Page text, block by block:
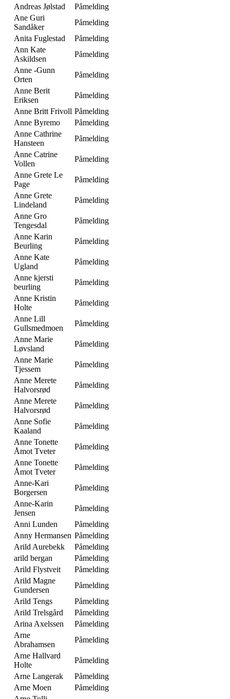
Andreas Jølstad
Påmelding
Ane Guri
Sandåker
Påmelding
Anita Fuglestad
Påmelding
Ann Kate
Askildsen
Påmelding
Anne -Gunn
Orten
Påmelding
Anne Berit
Eriksen
Påmelding
Anne Britt Frivoll Påmelding
Anne Byremo
Påmelding
Anne Cathrine
Hansteen
Påmelding
Anne Catrine
Vollen
Påmelding
Anne Grete Le
Page
Påmelding
Anne Grete
Lindeland
Påmelding
Anne Gro
Tengesdal
Påmelding
Anne Karin
Beurling
Påmelding
Anne Kate
Ugland
Påmelding
Anne kjersti
beurling
Påmelding
Anne Kristin
Holte
Påmelding
Anne Lill
Gullsmedmoen
Påmelding
Anne Marie
Løvsland
Påmelding
Anne Marie
Tjessem
Påmelding
Anne Merete
Halvorsrød
Påmelding
Anne Merete
Halvorsrød
Påmelding
Anne Sofie
Kaaland
Påmelding
Anne Tonette
Åmot Tveter
Påmelding
Anne Tonette
Åmot Tveter
Påmelding
Anne-Kari
Borgersen
Påmelding
Anne-Karin
Jensen
Påmelding
Anni Lunden
Påmelding
Anny Hermansen Påmelding
Arild Aurebekk
Påmelding
arild bergan
Påmelding
Arild Flystveit
Påmelding
Arild Magne
Gundersen
Påmelding
Arild Tengs
Påmelding
Arild Trelsgård
Påmelding
Arina Axelssen
Påmelding
Arne
Abrahamsen
Påmelding
Arne Hallvard
Holte
Påmelding
Arne Langerak
Påmelding
Arne Moen
Påmelding